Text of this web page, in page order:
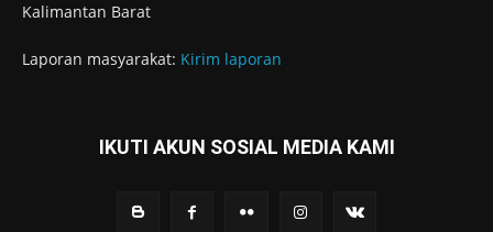
Kalimantan Barat
Laporan masyarakat: Kirim laporan
IKUTI AKUN SOSIAL MEDIA KAMI